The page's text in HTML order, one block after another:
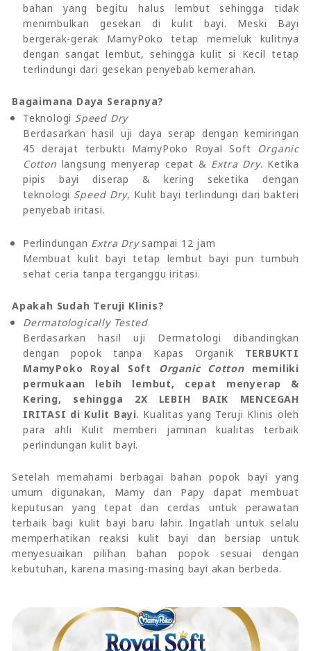
bahan yang begitu halus lembut sehingga tidak
menimbulkan gesekan di kulit bayi. Meski Bayi
bergerak-gerak MamyPoko tetap memeluk kulitnya
dengan sangat lembut, sehingga kulit si Kecil tetap
terlindungi dari gesekan penyebab kemerahan.
Bagaimana Daya Serapnya?
Teknologi Speed Dry
Berdasarkan hasil uji daya serap dengan kemiringan
45 derajat terbukti MamyPoko Royal Soft Organic
Cotton langsung menyerap cepat & Extra Dry. Ketika
pipis bayi diserap & kering seketika dengan
teknologi Speed Dry, Kulit bayi terlindungi dari bakteri
penyebab iritasi.
Perlindungan Extra Drysampai 12 jam
Membuat kulit bayi tetap lembut bayi pun tumbuh
sehat ceria tanpa terganggu iritasi.
Apakah Sudah Teruji Klinis?
Dermatologically Tested
Berdasarkan hasil uji Dermatologi dibandingkan
dengan popok tanpa Kapas Organik TERBUKTI
MamyPoko Royal Soft Organic Cottonmemiliki
permukaan lebih lembut, cepat menyerap &
Kering, sehingga 2X LEBIH BAIK MENCEGAH
IRITASI di Kulit Bayi. Kualitas yang Teruji Klinis oleh
para ahli Kulit memberi jaminan kualitas terbaik
perlindungan kulit bayi.
Setelah memahami berbagai bahan popok bayi yang
umum digunakan, Mamy dan Papy dapat membuat
keputusan yang tepat dan cerdas untuk perawatan
terbaik bagi kulit bayi baru lahir. Ingatlah untuk selalu
memperhatikan reaksi kulit bayi dan bersiap untuk
menyesuaikan pilihan bahan popok sesuai dengan
kebutuhan, karena masing-masing bayi akan berbeda.